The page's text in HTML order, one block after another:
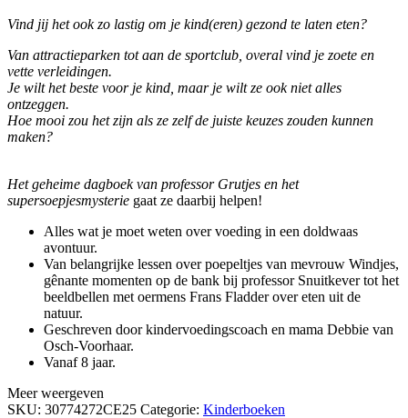
Vind jij het ook zo lastig om je kind(eren) gezond te laten eten?
Van attractieparken tot aan de sportclub, overal vind je zoete en
vette verleidingen.
Je wilt het beste voor je kind, maar je wilt ze ook niet alles
ontzeggen.
Hoe mooi zou het zijn als ze zelf de juiste keuzes zouden kunnen
maken?
Het geheime dagboek van professor Grutjes en het
supersoepjesmysterie gaat ze daarbij helpen!
Alles wat je moet weten over voeding in een doldwaas
avontuur.
Van belangrijke lessen over poepeltjes van mevrouw Windjes,
gênante momenten op de bank bij professor Snuitkever tot het
beeldbellen met oermens Frans Fladder over eten uit de
natuur.
Geschreven door kindervoedingscoach en mama Debbie van
Osch-Voorhaar.
Vanaf 8 jaar.
Meer weergeven
SKU: 30774272CE25 Categorie: Kinderboeken